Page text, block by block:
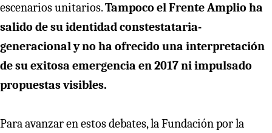
escenarios unitarios.Tampoco el Frente Amplio ha
salido de su identidad constestataria-
generacional y no ha ofrecido una interpretación
de su exitosa emergencia en 2017 ni impulsado
propuestas visibles.
Para avanzar en estos debates, la Fundación por la